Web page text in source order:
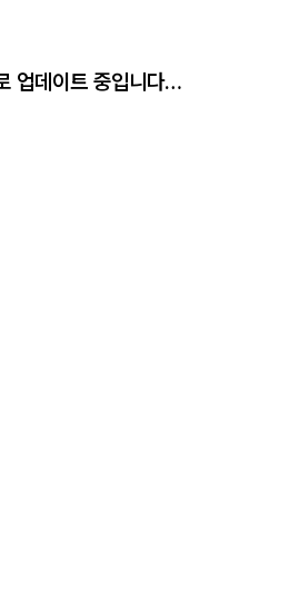
업데이트 중입니다…